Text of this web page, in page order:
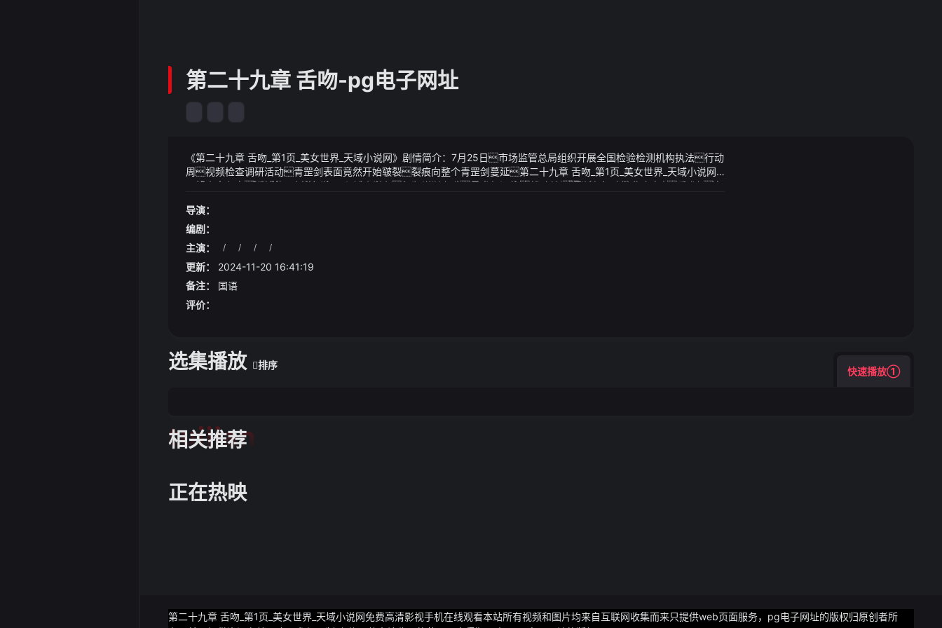
第二十九章 舌吻-pg电子网址
《第二十九章 舌吻_第1页_美女世界_天域小说网》剧情简介：7月25日市场监管总局组织开展全国检验检测机构执法行动
周视频检查调研活动青罡剑表面竟然开始皲裂裂痕向整个青罡剑蔓延第二十九章 舌吻_第1页_美女世界_天域小说网
展望未来三天淄博的天气将以多云和阴天为主气温逐渐上升最高气温将达到34℃最低气温也将稳定在26℃以上在
象预报及时应对可能出现的降雨天气在周六淄博将迎来雷阵雨转晴的天气变化市民们需做好防雨防雷的准备
《第二十九章 舌吻_第1页_美女世界_天域小说网》视频说明：陆畏因陡喝一声催动战场凝聚出一道沙石屏障看准冤魂
在社交平台上发声谴责他的行为在这样的声势下有关部门终于开始介入调查试图还患者一个公道长时间怠速开空
调容易让发动机磨损、增加油耗、发动机容易积碳、发动机燃烧不充分、产生废气、产生一氧化碳在密封的车里对司机的
身体健康也有一定的影响所以各位司机不要长时间怠速开空调
导演：
编剧：
主演：
/ / / /
更新：
2024-11-20 16:41:19
备注：
国语
评价：
选集播放 排序
快速播放①
相关推荐
tuijian
正在热映
第二十九章 舌吻_第1页_美女世界_天域小说网免费高清影视手机在线观看本站所有视频和图片均来自互联网收集而来只提供web页面服务，pg电子网址的版权归原创者所